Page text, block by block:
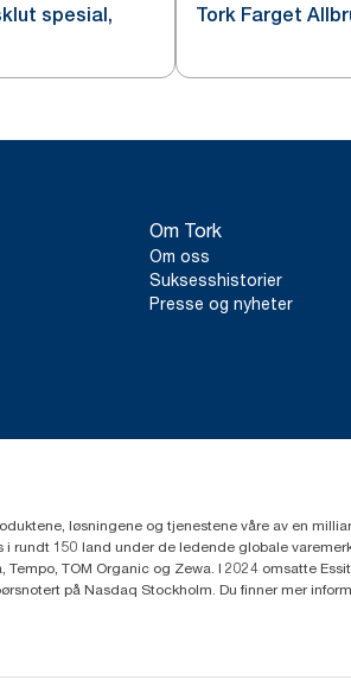
spesial,
Tork Farget
Om Tork
Om oss
Suksesshistorier
Presse og nyheter
løsningene og tjenestene våre av en
150 land under de ledende globale
TOM Organic og Zewa. I 2024 omsatte
på Nasdaq Stockholm. Du finner mer